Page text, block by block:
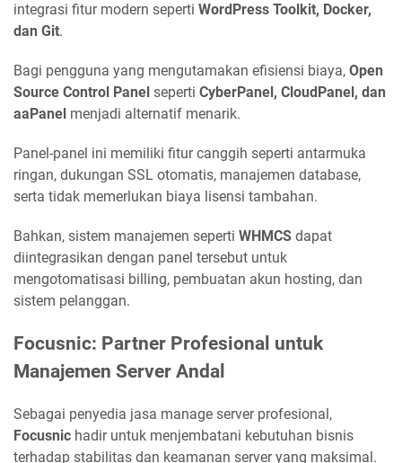
integrasi fitur modern seperti WordPress Toolkit, Docker,
dan Git.
Bagi pengguna yang mengutamakan efisiensi biaya, Open
Source Control Panel seperti CyberPanel, CloudPanel, dan
aaPanel menjadi alternatif menarik.
Panel-panel ini memiliki fitur canggih seperti antarmuka
ringan, dukungan SSL otomatis, manajemen database,
serta tidak memerlukan biaya lisensi tambahan.
Bahkan, sistem manajemen seperti WHMCS dapat
diintegrasikan dengan panel tersebut untuk
mengotomatisasi billing, pembuatan akun hosting, dan
sistem pelanggan.
Focusnic: Partner Profesional untuk
Manajemen Server Andal
Sebagai penyedia jasa manage server profesional,
Focusnic hadir untuk menjembatani kebutuhan bisnis
terhadap stabilitas dan keamanan server yang maksimal.